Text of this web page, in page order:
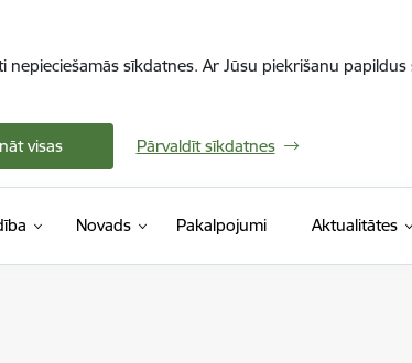
sīkdatnes. Ar Jūsu piekrišanu
visas Pārvaldīt sīkdatnes
Novads Pakalpojumi Aktualitātes